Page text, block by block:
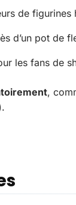
de
d’un pot de
les fans de
,